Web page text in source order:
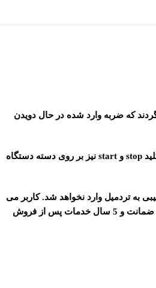
ضربه گیرهای دستگاه موجب می گردند که ضربه وارد شده در حال دویدن
قابلیت تنظیم سرعت تعبیه شده است که کنترل سرعت را برای کاربر آسان تر می نماید. علاوه بر این کلید stop و start نیز بر روی دسته دستگاه
به تردمیل وارد نخواهد شد. کاربر می
دارای 2 سال ضمانت و 5 سال خدمات پس از فروش